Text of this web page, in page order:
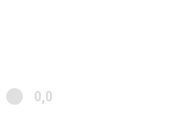
0,0